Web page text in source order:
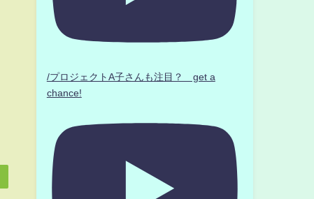
/プロジェクトA子さんも注目？ get a
chance!